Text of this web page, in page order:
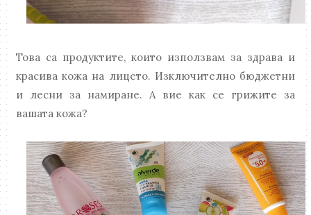
Това са продуктите, които използвам за здрава и
красива кожа на лицето. Изключително бюджетни
и лесни за намиране. А вие как се грижите за
вашата кожа?